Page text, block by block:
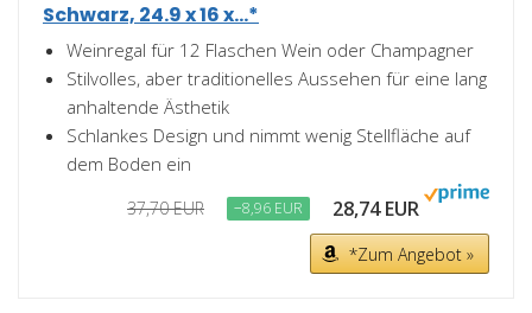
Schwarz, 24.9 x 16 x...*
Weinregal für 12 Flaschen Wein oder Champagner
Stilvolles, aber traditionelles Aussehen für eine lang
anhaltende Ästhetik
Schlankes Design und nimmt wenig Stellfläche auf
dem Boden ein
37,70 EUR −8,96 EUR 28,74 EUR
*Zum Angebot »